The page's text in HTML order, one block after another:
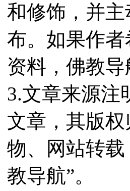
和修饰，并
布。如果作
资料，佛教
3.文章来源注
文章，其版
物、网站转载
教导航”。